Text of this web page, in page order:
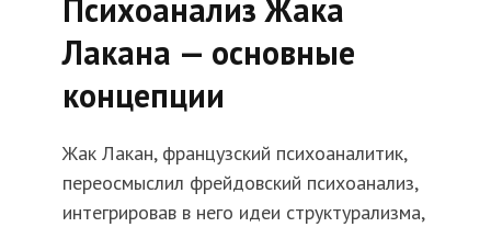
Психоанализ Жака
Лакана — основные
концепции
Жак Лакан, французский психоаналитик,
переосмыслил фрейдовский психоанализ,
интегрировав в него идеи структурализма,